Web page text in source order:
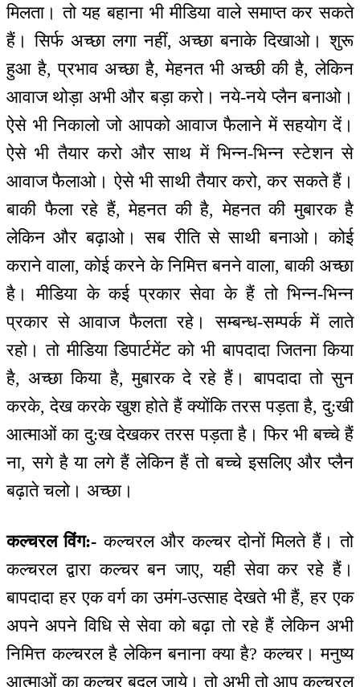
मिलता। तो यह बहाना भी मीडिया वाले समाप्त कर सकते
हैं। सिर्फ अच्छा लगा नहीं, अच्छा बनाके दिखाओ। शुरू
हुआ है, प्रभाव अच्छा है, मेहनत भी अच्छी की है, लेकिन
आवाज थोड़ा अभी और बड़ा करो। नये-नये प्लैन बनाओ।
ऐसे भी निकालो जो आपको आवाज फैलाने में सहयोग दें।
ऐसे भी तैयार करो और साथ में भिन्न-भिन्न स्टेशन से
आवाज फैलाओ। ऐसे भी साथी तैयार करो, कर सकते हैं।
बाकी फैला रहे हैं, मेहनत की है, मेहनत की मुबारक है
लेकिन और बढ़ाओ। सब रीति से साथी बनाओ। कोई
कराने वाला, कोई करने के निमित्त बनने वाला, बाकी अच्छा
है। मीडिया के कई प्रकार सेवा के हैं तो भिन्न-भिन्न
प्रकार से आवाज फैलता रहे। सम्बन्ध-सम्पर्क में लाते
रहो। तो मीडिया डिपार्टमेंट को भी बापदादा जितना किया
है, अच्छा किया है, मुबारक दे रहे हैं। बापदादा तो सुन
करके, देख करके खुश होते हैं क्योंकि तरस पड़ता है, दु:खी
आत्माओं का दु:ख देखकर तरस पड़ता है। फिर भी बच्चे हैं
ना, सगे है या लगे हैं लेकिन हैं तो बच्चे इसलिए और प्लैन
बढ़ाते चलो। अच्छा।
कल्चरल विंग:- कल्चरल और कल्चर दोनों मिलते हैं। तो
कल्चरल द्वारा कल्चर बन जाए, यही सेवा कर रहे हैं।
बापदादा हर एक वर्ग का उमंग-उत्साह देखते भी हैं, हर एक
अपने अपने विधि से सेवा को बढ़ा तो रहे हैं लेकिन अभी
निमित्त कल्चरल है लेकिन बनाना क्या है? कल्चर। मनुष्य
आत्माओं का कल्चर बदल जाये। तो अभी तो आप कल्चरल